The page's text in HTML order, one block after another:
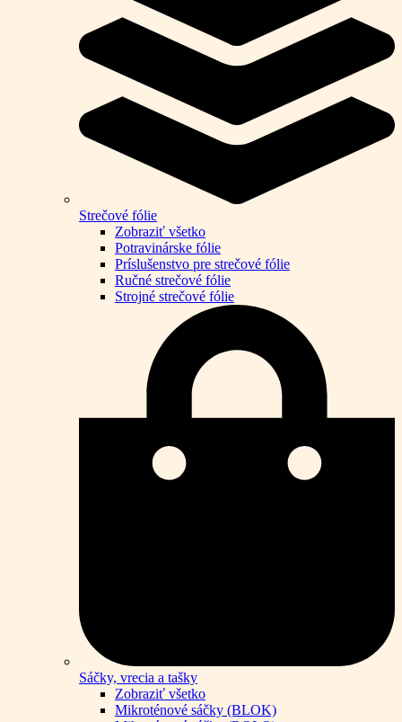
Strečové fólie
Zobraziť všetko
Potravinárske fólie
Príslušenstvo pre strečové fólie
Ručné strečové fólie
Strojné strečové fólie
Sáčky, vrecia a tašky
Zobraziť všetko
Mikroténové sáčky (BLOK)